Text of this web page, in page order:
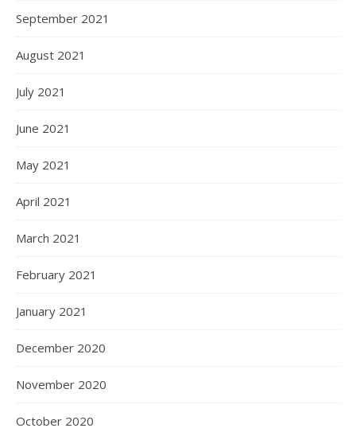
September 2021
August 2021
July 2021
June 2021
May 2021
April 2021
March 2021
February 2021
January 2021
December 2020
November 2020
October 2020